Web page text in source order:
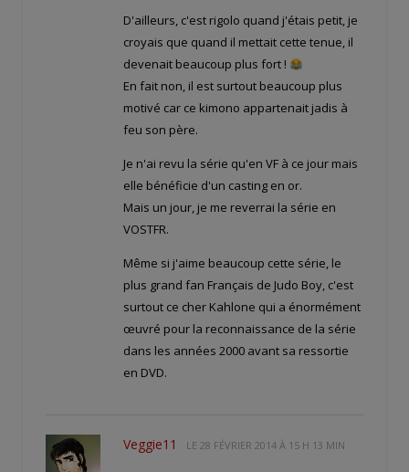
D'ailleurs, c'est rigolo quand j'étais petit, je
croyais que quand il mettait cette tenue, il
devenait beaucoup plus fort !
En fait non, il est surtout beaucoup plus
motivé car ce kimono appartenait jadis à
feu son père.
Je n'ai revu la série qu'en VF à ce jour mais
elle bénéficie d'un casting en or.
Mais un jour, je me reverrai la série en
VOSTFR.
Même si j'aime beaucoup cette série, le
plus grand fan Français de Judo Boy, c'est
surtout ce cher Kahlone qui a énormément
œuvré pour la reconnaissance de la série
dans les années 2000 avant sa ressortie
en DVD.
Veggie11 LE 28 FÉVRIER 2014 À 15 H 13 MIN